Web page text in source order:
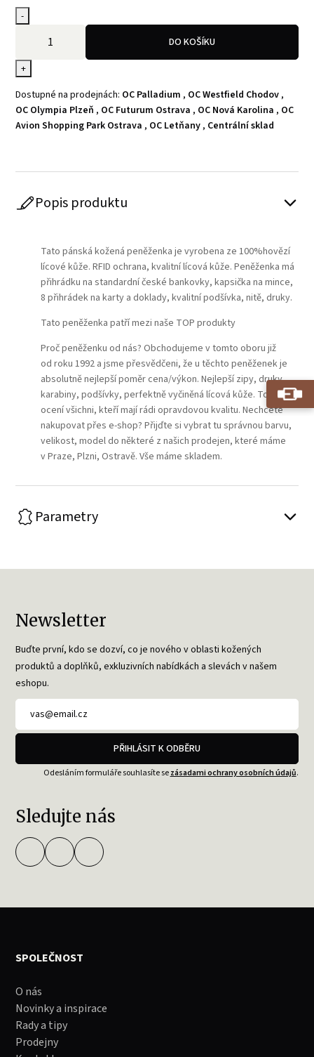
-
+
DO KOŠÍKU
Dostupné na prodejnách: OC Palladium , OC Westfield Chodov ,
OC Olympia Plzeň , OC Futurum Ostrava , OC Nová Karolina , OC
Avion Shopping Park Ostrava , OC Letňany , Centrální sklad
Popis produktu
Play
Tato pánská kožená peněženka je vyrobena ze 100%hovězí
lícové kůže. RFID ochrana, kvalitní lícová kůže. Peněženka má
přihrádku na standardní české bankovky, kapsička na mince,
8 přihrádek na karty a doklady, kvalitní podšívka, nitě, druky.
Tato peněženka patří mezi naše TOP produkty
Proč peněženku od nás? Obchodujeme v tomto oboru již
od roku 1992 a jsme přesvědčeni, že u těchto peněženek je
absolutně nejlepší poměr cena/výkon. Nejlepší zipy, druky,
karabiny, podšívky, perfektně vyčiněná lícová kůže. Toto
ocení všichni, kteří mají rádi opravdovou kvalitu. Nechcete
nakupovat přes e-shop? Přijďte si vybrat tu správnou barvu,
velikost, model do některé z našich prodejen, které máme
v Praze, Plzni, Ostravě. Vše máme skladem.
Parametry
Newsletter
Buďte první, kdo se dozví, co je nového v oblasti kožených
produktů a doplňků, exkluzivních nabídkách a slevách v našem
eshopu.
PŘIHLÁSIT K ODBĚRU
Odesláním formuláře souhlasíte sezásadami ochrany osobních údajů.
Sledujte nás
SPOLEČNOST
O nás
Novinky a inspirace
Rady a tipy
Prodejny